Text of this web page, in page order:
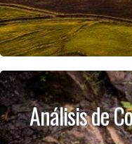
Análisis de